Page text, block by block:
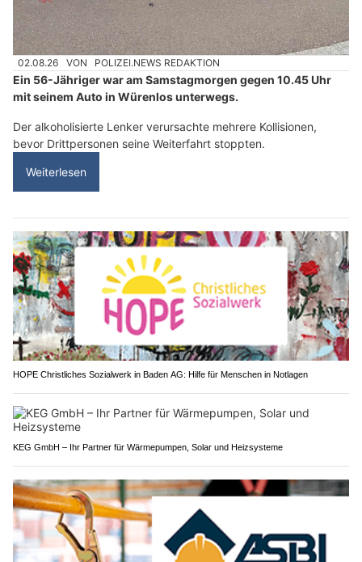
02.08.26 VON POLIZEI.NEWS REDAKTION
Ein 56-Jähriger war am Samstagmorgen gegen 10.45 Uhr
mit seinem Auto in Würenlos unterwegs.
Der alkoholisierte Lenker verursachte mehrere Kollisionen,
bevor Drittpersonen seine Weiterfahrt stoppten.
Weiterlesen
HOPE Christliches Sozialwerk in Baden AG: Hilfe für Menschen in Notlagen
KEG GmbH – Ihr Partner für Wärmepumpen, Solar und Heizsysteme